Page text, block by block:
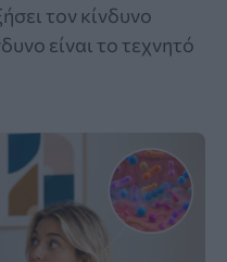
τον κίνδυνο
είναι το τεχνητό